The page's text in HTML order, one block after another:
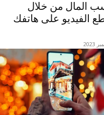
المال من خلال
الفيديو على هاتفك